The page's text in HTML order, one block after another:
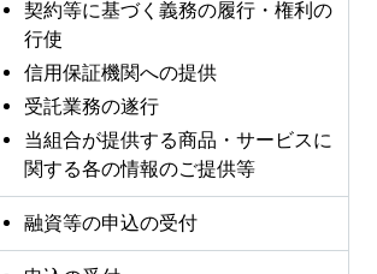
契約等に基づく義務の履行・権利の
行使
信用保証機関への提供
受託業務の遂行
当組合が提供する商品・サービスに
関する各の情報のご提供等
融資等の申込の受付